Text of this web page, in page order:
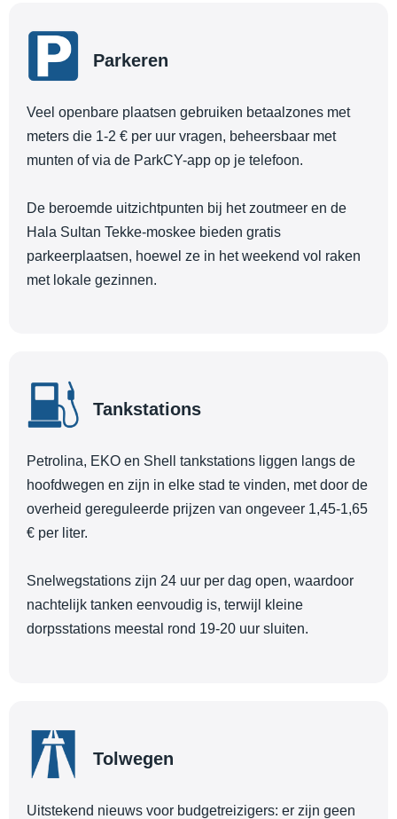
Parkeren
Veel openbare plaatsen gebruiken betaalzones met
meters die 1-2 € per uur vragen, beheersbaar met
munten of via de ParkCY-app op je telefoon.
De beroemde uitzichtpunten bij het zoutmeer en de
Hala Sultan Tekke-moskee bieden gratis
parkeerplaatsen, hoewel ze in het weekend vol raken
met lokale gezinnen.
Tankstations
Petrolina, EKO en Shell tankstations liggen langs de
hoofdwegen en zijn in elke stad te vinden, met door de
overheid gereguleerde prijzen van ongeveer 1,45-1,65
€ per liter.
Snelwegstations zijn 24 uur per dag open, waardoor
nachtelijk tanken eenvoudig is, terwijl kleine
dorpsstations meestal rond 19-20 uur sluiten.
Tolwegen
Uitstekend nieuws voor budgetreizigers: er zijn geen